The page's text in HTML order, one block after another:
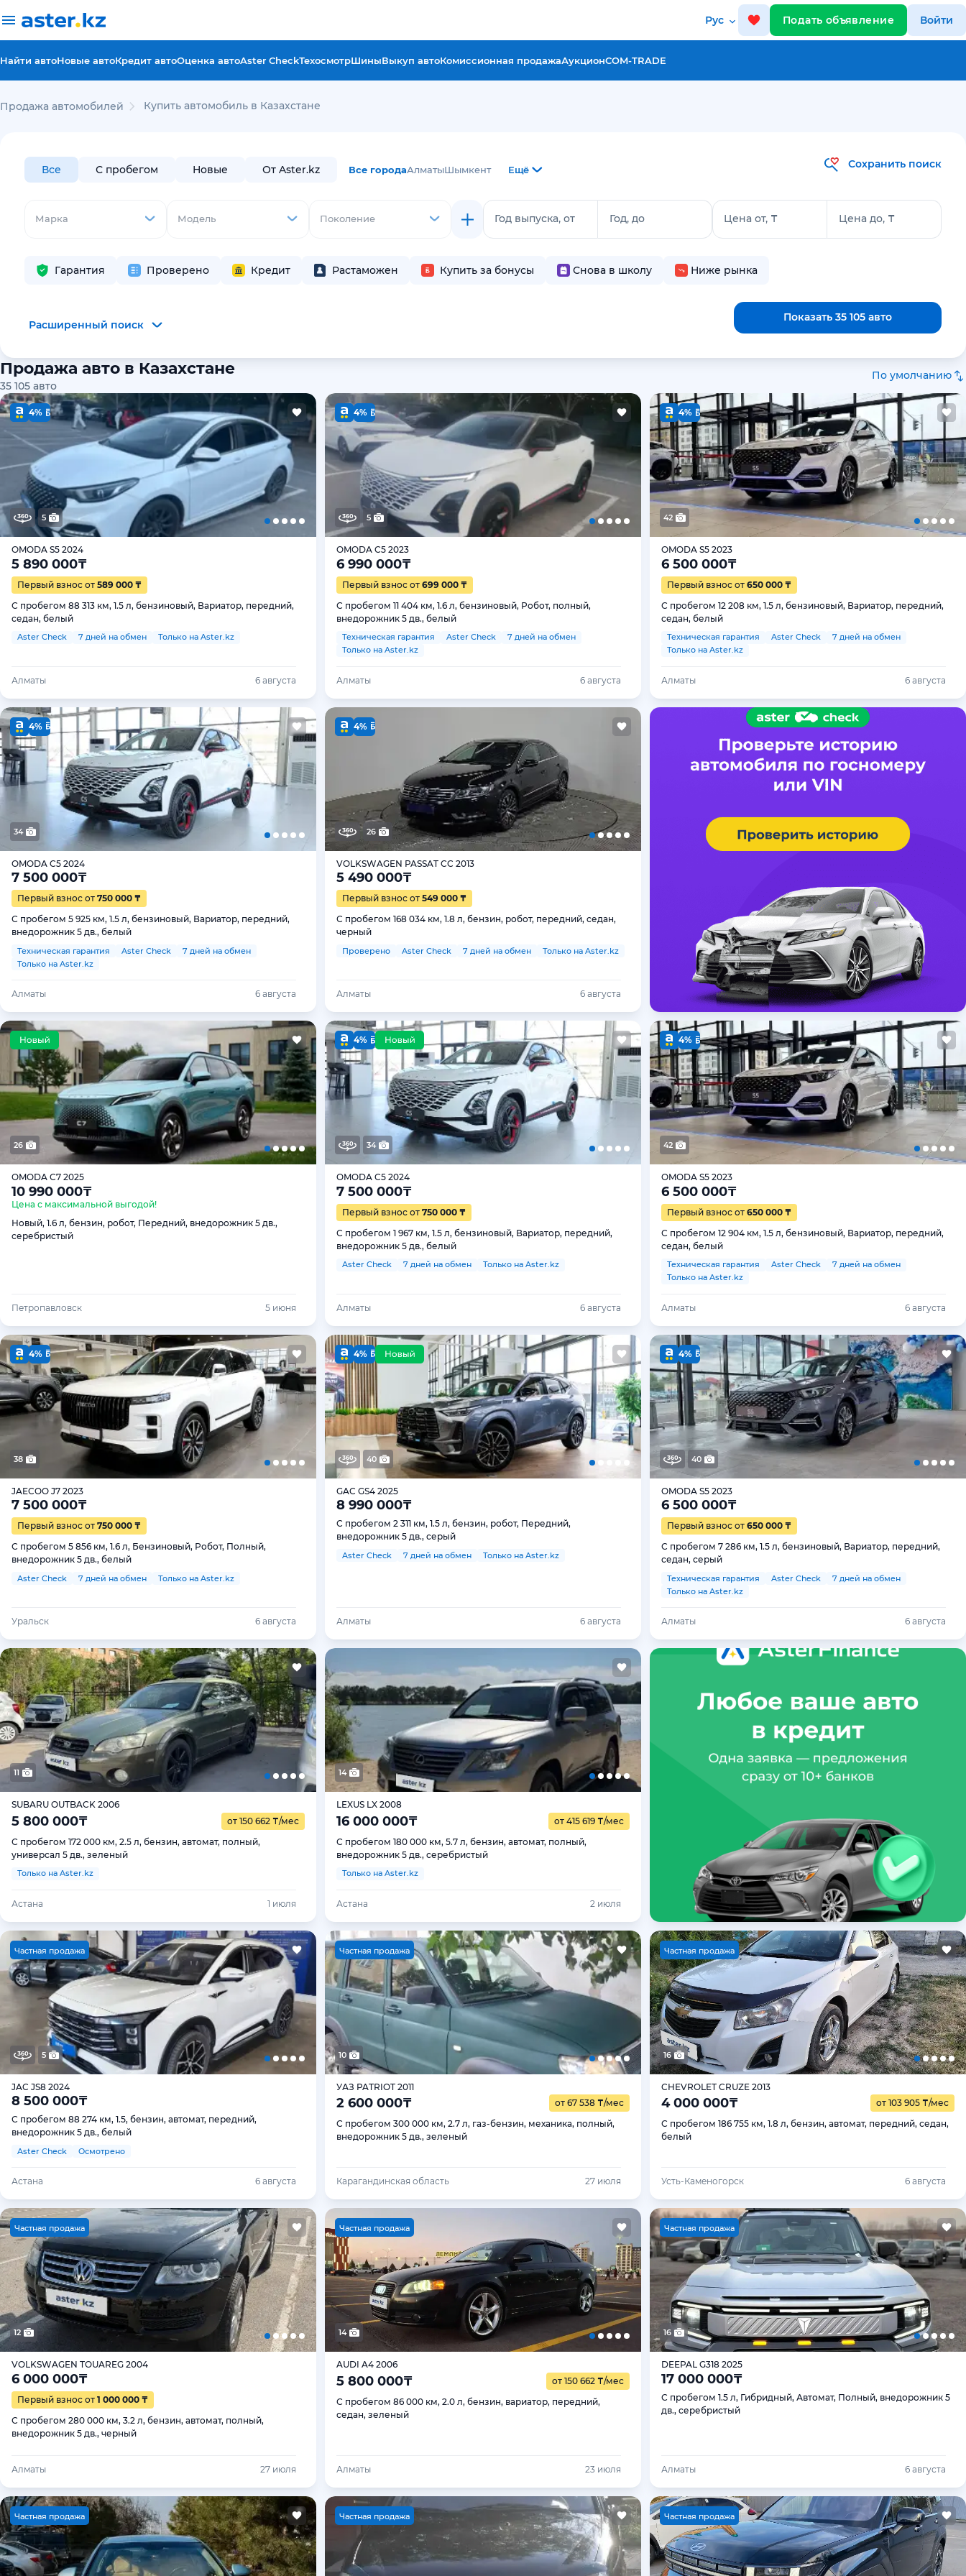
Рус Подать объявление Войти
Найти автоНовые автоКредит автоОценка автоAster CheckТехосмотрШиныВыкуп автоКомиссионная продажаАукционCOM-TRADE
Продажа автомобилей Купить автомобиль в Казахстане
Все С пробегом Новые От Aster.kz Все городаАлматыШымкент Ещё Сохранить поиск
Марка Модель Поколение Год выпуска, от Год, до Цена от, ₸ Цена до, ₸
Гарантия Проверено Кредит Растаможен Купить за бонусы Снова в школу Ниже рынка
Расширенный поиск
Показать 35 105 авто
Продажа авто в Казахстане
35 105 авто
По умолчанию
4%
5
OMODA S5 2024
5 890 000₸
Первый взнос от 589 000 ₸
С пробегом 88 313 км, 1.5 л, бензиновый, Вариатор, передний,
седан, белый
Aster Check 7 дней на обмен Только на Aster.kz
Алматы 6 августа
4%
5
OMODA C5 2023
6 990 000₸
Первый взнос от 699 000 ₸
С пробегом 11 404 км, 1.6 л, бензиновый, Робот, полный,
внедорожник 5 дв., белый
Техническая гарантия Aster Check
7 дней на обмен
Только на Aster.kz
Алматы 6 августа
4%
42
OMODA S5 2023
6 500 000₸
Первый взнос от 650 000 ₸
С пробегом 12 208 км, 1.5 л, бензиновый, Вариатор, передний,
седан, белый
Техническая гарантия Aster Check
7 дней на обмен
Только на Aster.kz
Алматы 6 августа
4%
34
OMODA C5 2024
7 500 000₸
Первый взнос от 750 000 ₸
С пробегом 5 925 км, 1.5 л, бензиновый, Вариатор, передний,
внедорожник 5 дв., белый
Техническая гарантия Aster Check
7 дней на обмен
Только на Aster.kz
Алматы 6 августа
4%
26
VOLKSWAGEN PASSAT CC 2013
5 490 000₸
Первый взнос от 549 000 ₸
С пробегом 168 034 км, 1.8 л, бензин, робот, передний, седан,
черный
Проверено Aster Check 7 дней на обмен Только на Aster.kz
Алматы 6 августа
26
OMODA C7 2025
10 990 000₸
Цена с максимальной выгодой!
Новый, 1.6 л, бензин, робот, Передний, внедорожник 5 дв.,
серебристый
Петропавловск 5 июня
4%
34
OMODA C5 2024
7 500 000₸
Первый взнос от 750 000 ₸
С пробегом 1 967 км, 1.5 л, бензиновый, Вариатор, передний,
внедорожник 5 дв., белый
Aster Check 7 дней на обмен Только на Aster.kz
Алматы 6 августа
4%
42
OMODA S5 2023
6 500 000₸
Первый взнос от 650 000 ₸
С пробегом 12 904 км, 1.5 л, бензиновый, Вариатор, передний,
седан, белый
Техническая гарантия Aster Check
7 дней на обмен
Только на Aster.kz
Алматы 6 августа
4%
38
JAECOO J7 2023
7 500 000₸
Первый взнос от 750 000 ₸
С пробегом 5 856 км, 1.6 л, Бензиновый, Робот, Полный,
внедорожник 5 дв., белый
Aster Check 7 дней на обмен Только на Aster.kz
Уральск 6 августа
4%
40
GAC GS4 2025
8 990 000₸
С пробегом 2 311 км, 1.5 л, бензин, робот, Передний,
внедорожник 5 дв., серый
Aster Check 7 дней на обмен Только на Aster.kz
Алматы 6 августа
4%
40
OMODA S5 2023
6 500 000₸
Первый взнос от 650 000 ₸
С пробегом 7 286 км, 1.5 л, бензиновый, Вариатор, передний,
седан, серый
Техническая гарантия Aster Check
7 дней на обмен
Только на Aster.kz
Алматы 6 августа
11
SUBARU OUTBACK 2006
5 800 000₸ от 150 662 ₸/мес
С пробегом 172 000 км, 2.5 л, бензин, автомат, полный,
универсал 5 дв., зеленый
Только на Aster.kz
Астана 1 июля
14
LEXUS LX 2008
16 000 000₸ от 415 619 ₸/мес
С пробегом 180 000 км, 5.7 л, бензин, автомат, полный,
внедорожник 5 дв., серебристый
Только на Aster.kz
Астана 2 июля
Частная продажа
5
JAC JS8 2024
8 500 000₸
С пробегом 88 274 км, 1.5, бензин, автомат, передний,
внедорожник 5 дв., белый
Aster Check Осмотрено
Астана 6 августа
Частная продажа
10
УАЗ PATRIOT 2011
2 600 000₸ от 67 538 ₸/мес
С пробегом 300 000 км, 2.7 л, газ-бензин, механика, полный,
внедорожник 5 дв., зеленый
Карагандинская область 27 июля
Частная продажа
16
CHEVROLET CRUZE 2013
4 000 000₸ от 103 905 ₸/мес
С пробегом 186 755 км, 1.8 л, бензин, автомат, передний, седан,
белый
Усть-Каменогорск 6 августа
Частная продажа
12
VOLKSWAGEN TOUAREG 2004
6 000 000₸
Первый взнос от 1 000 000 ₸
С пробегом 280 000 км, 3.2 л, бензин, автомат, полный,
внедорожник 5 дв., черный
Алматы 27 июля
Частная продажа
14
AUDI A4 2006
5 800 000₸ от 150 662 ₸/мес
С пробегом 86 000 км, 2.0 л, бензин, вариатор, передний,
седан, зеленый
Алматы 23 июля
Частная продажа
16
DEEPAL G318 2025
17 000 000₸
С пробегом 1.5 л, Гибридный, Автомат, Полный, внедорожник 5
дв., серебристый
Алматы 6 августа
Частная продажа Частная продажа Частная продажа